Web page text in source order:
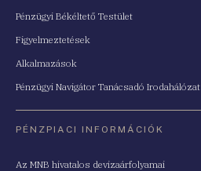
Pénzügyi Békéltető Testület
Figyelmeztetések
Alkalmazások
Pénzügyi Navigátor Tanácsadó Irodahálózat
PÉNZPIACI INFORMÁCIÓK
Az MNB hivatalos devizaárfolyamai